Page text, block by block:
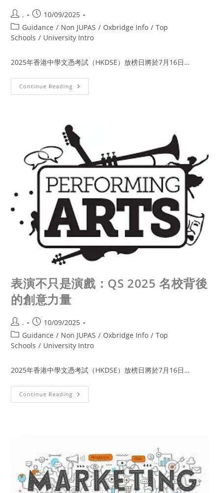
.
10/09/2025
Guidance / Non JUPAS / Oxbridge Info / Top
Schools / University Intro
2025年香港中學文憑考試（HKDSE）放榜日將於7月16日…
Continue Reading
表演不只是演戲：QS 2025 名校背後
的創意力量
.
10/09/2025
Guidance / Non JUPAS / Oxbridge Info / Top
Schools / University Intro
2025年香港中學文憑考試（HKDSE）放榜日將於7月16日…
Continue Reading